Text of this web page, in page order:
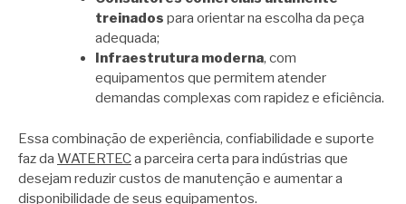
treinados para orientar na escolha da peça
adequada;
Infraestrutura moderna, com
equipamentos que permitem atender
demandas complexas com rapidez e eficiência.
Essa combinação de experiência, confiabilidade e suporte
faz da WATERTECa parceira certa para indústrias que
desejam reduzir custos de manutenção e aumentar a
disponibilidade de seus equipamentos.